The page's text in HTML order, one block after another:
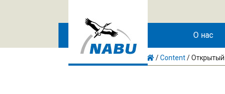
О нас
/Content/Открытый